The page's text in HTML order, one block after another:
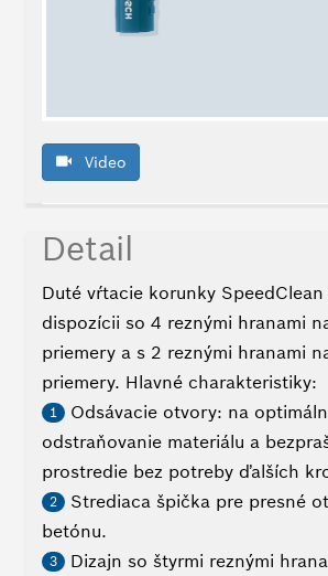
Video
Detail
Duté vŕtacie korunky
dispozícii so 4 reznými hranami
priemery a s 2 reznými hranami
priemery. Hlavné charakteristiky:
1
Odsávacie otvory: na
odstraňovanie materiálu a
prostredie bez potreby ďalších
2
Strediaca špička pre presné
betónu.
3
Dizajn so štyrmi reznými